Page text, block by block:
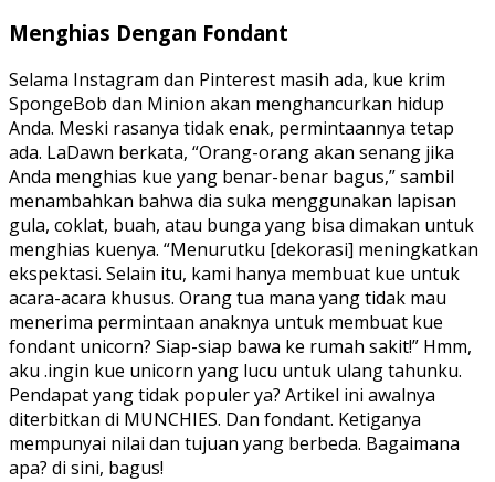
Menghias Dengan Fondant
Selama Instagram dan Pinterest masih ada, kue krim
SpongeBob dan Minion akan menghancurkan hidup
Anda. Meski rasanya tidak enak, permintaannya tetap
ada. LaDawn berkata, “Orang-orang akan senang jika
Anda menghias kue yang benar-benar bagus,” sambil
menambahkan bahwa dia suka menggunakan lapisan
gula, coklat, buah, atau bunga yang bisa dimakan untuk
menghias kuenya. “Menurutku [dekorasi] meningkatkan
ekspektasi. Selain itu, kami hanya membuat kue untuk
acara-acara khusus. Orang tua mana yang tidak mau
menerima permintaan anaknya untuk membuat kue
fondant unicorn? Siap-siap bawa ke rumah sakit!” Hmm,
aku .ingin kue unicorn yang lucu untuk ulang tahunku.
Pendapat yang tidak populer ya? Artikel ini awalnya
diterbitkan di MUNCHIES. Dan fondant. Ketiganya
mempunyai nilai dan tujuan yang berbeda. Bagaimana
apa? di sini, bagus!